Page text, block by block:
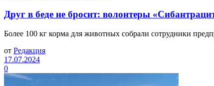
Друг в беде не бросит: волонтеры
Более 100 кг корма для животных собрали сотрудники
от Редакция
17.07.2024
0